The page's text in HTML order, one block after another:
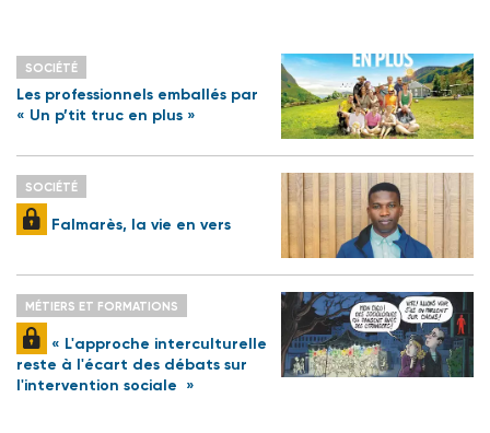
SOCIÉTÉ
Les professionnels emballés par
« Un p’tit truc en plus »
SOCIÉTÉ
Falmarès, la vie en vers
MÉTIERS ET FORMATIONS
« L'approche interculturelle
reste à l'écart des débats sur
l'intervention sociale »